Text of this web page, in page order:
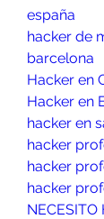
españa
hacker de
barcelona
Hacker en
Hacker en
hacker en
hacker
hacker
hacker
NECESITO